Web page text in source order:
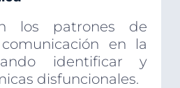
los patrones de
en la
identificar y
disfuncionales.